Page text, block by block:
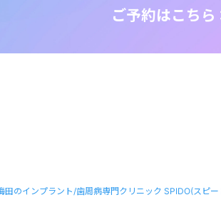
ご予約はこちら
田のインプラント/歯周病専門クリニック SPIDO(スピー